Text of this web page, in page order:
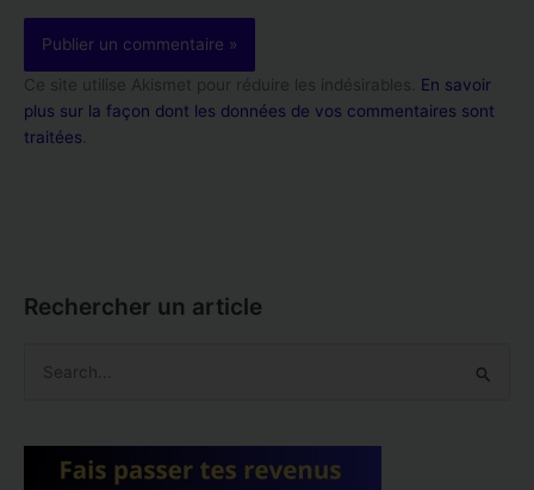
Ce site utilise Akismet pour réduire les indésirables. En savoir
plus sur la façon dont les données de vos commentaires sont
traitées
Rechercher un article